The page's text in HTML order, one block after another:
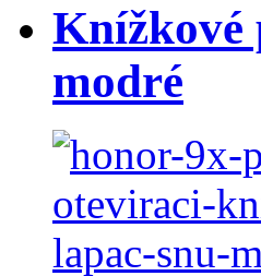
Knížkové
modré